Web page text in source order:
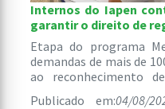
Internos do Iapen
garantir o direito de
Etapa do programa
demandas de mais de
ao reconhecimento
atendimento jurídico
Publicado em:04/08/